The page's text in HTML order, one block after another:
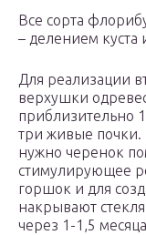
Все сорта
– делением
Для реализации
верхушки
приблизительно
три живые почки.
нужно черенок
стимулирующее
горшок и для
накрывают
через 1-1,5